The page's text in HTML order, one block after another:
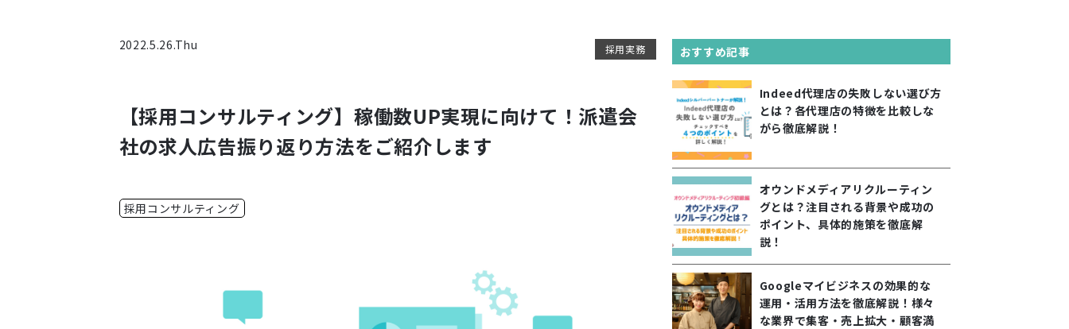
2022.5.26.Thu 採用実務
【採用コンサルティング】稼働数UP実現に向けて！派遣会
社の求人広告振り返り方法をご紹介します
採用コンサルティング
おすすめ記事
Indeed代理店の失敗しない選び方
とは？各代理店の特徴を比較しな
がら徹底解説！
オウンドメディアリクルーティン
グとは？注目される背景や成功の
ポイント、具体的施策を徹底解
説！
Googleマイビジネスの効果的な
運用・活用方法を徹底解説！様々
な業界で集客・売上拡大・顧客満